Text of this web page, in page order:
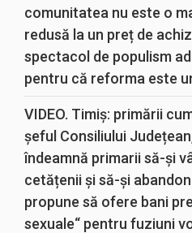
comunitatea nu este o
redusă la un preț de
spectacol de populism
pentru că reforma este
VIDEO. Timiș: primării
șeful Consiliului
îndeamnă primarii să-și
cetățenii și să-și
propune să ofere bani
sexuale“ pentru fuziuni